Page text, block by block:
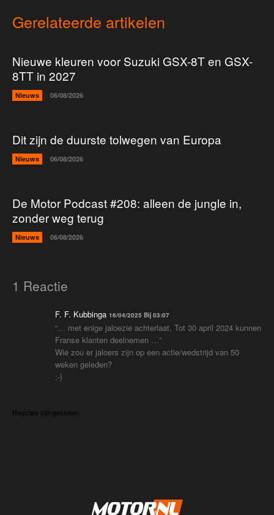
Gerelateerde artikelen
Nieuwe kleuren voor Suzuki GSX-8T en GSX-
8TT in 2027
Nieuws 06/08/2026
Dit zijn de duurste tolwegen van Europa
Nieuws 06/08/2026
De Motor Podcast #208: alleen de jungle in,
zonder weg terug
Nieuws 06/08/2026
1 Reactie
F. F. Kubbinga 16/04/2025 Bij 03:07
“… met enige jaloezie achterlaat. Tot 30 april 2024 kunnen
Franse klanten deelnemen …”
Wie zou er jaloers zijn op een actie/wedstrijd van 50
weken geleden?
;-}
Reacties zijn gesloten.